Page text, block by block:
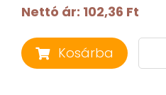
Nettó ár: 102,36 Ft
Kosárba